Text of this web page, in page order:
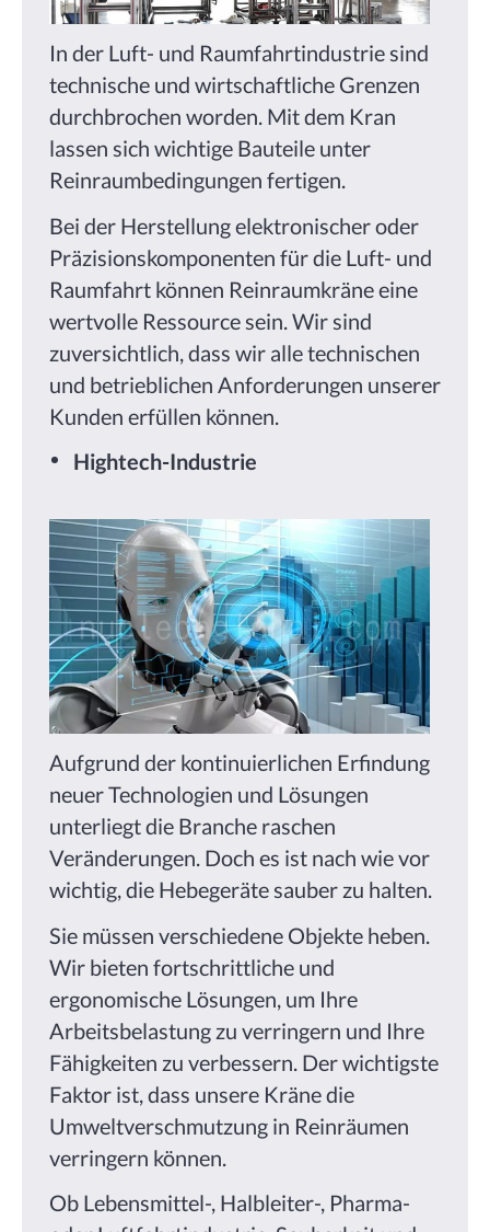
In der Luft- und Raumfahrtindustrie sind
technische und wirtschaftliche Grenzen
durchbrochen worden. Mit dem Kran
lassen sich wichtige Bauteile unter
Reinraumbedingungen fertigen.
Bei der Herstellung elektronischer oder
Präzisionskomponenten für die Luft- und
Raumfahrt können Reinraumkräne eine
wertvolle Ressource sein. Wir sind
zuversichtlich, dass wir alle technischen
und betrieblichen Anforderungen unserer
Kunden erfüllen können.
Hightech-Industrie
Aufgrund der kontinuierlichen Erfindung
neuer Technologien und Lösungen
unterliegt die Branche raschen
Veränderungen. Doch es ist nach wie vor
wichtig, die Hebegeräte sauber zu halten.
Sie müssen verschiedene Objekte heben.
Wir bieten fortschrittliche und
ergonomische Lösungen, um Ihre
Arbeitsbelastung zu verringern und Ihre
Fähigkeiten zu verbessern. Der wichtigste
Faktor ist, dass unsere Kräne die
Umweltverschmutzung in Reinräumen
verringern können.
Ob Lebensmittel-, Halbleiter-, Pharma-